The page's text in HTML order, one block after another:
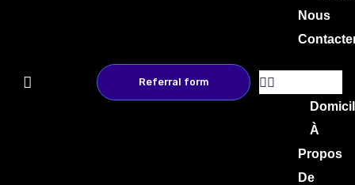
Referral form
Nous
À
Propos
De